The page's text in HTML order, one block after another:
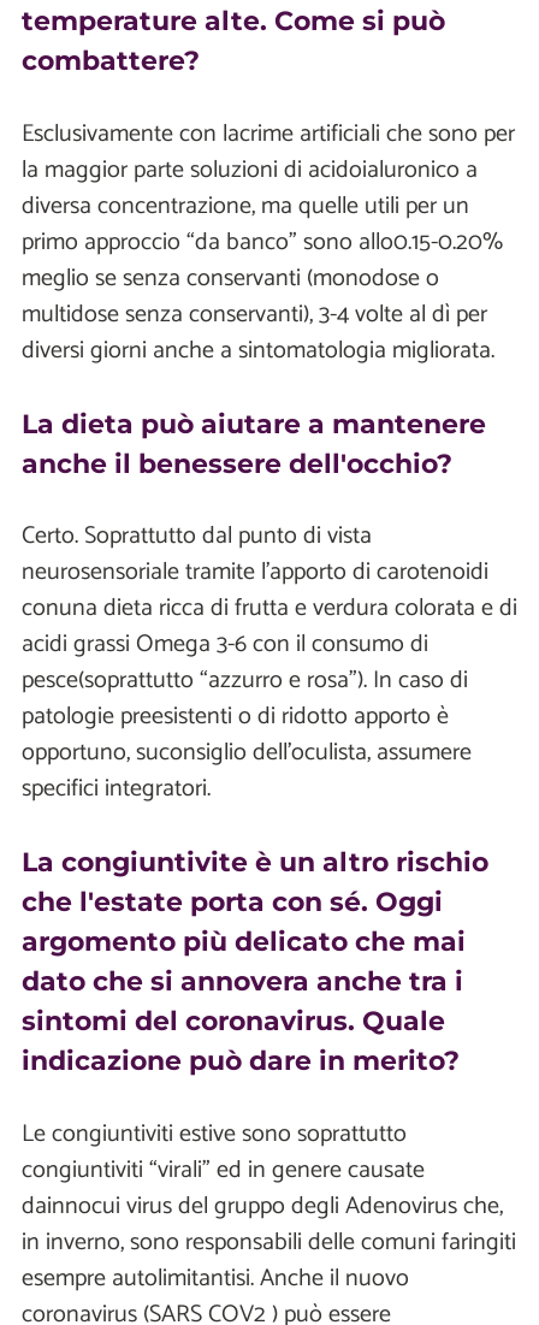
temperature alte. Come si può
combattere?
Esclusivamente con lacrime artificiali che sono per
la maggior parte soluzioni di acidoialuronico a
diversa concentrazione, ma quelle utili per un
primo approccio “da banco" sono allo0.15-0.20%
meglio se senza conservanti (monodose o
multidose senza conservanti), 3-4 volte al dì per
diversi giorni anche a sintomatologia migliorata.
La dieta può aiutare a mantenere
anche il benessere dell'occhio?
Certo. Soprattutto dal punto di vista
neurosensoriale tramite l'apporto di carotenoidi
conuna dieta ricca di frutta e verdura colorata e di
acidi grassi Omega 3-6 con il consumo di
pesce(soprattutto “azzurro e rosa"). In caso di
patologie preesistenti o di ridotto apporto è
opportuno, suconsiglio dell'oculista, assumere
specifici integratori.
La congiuntivite è un altro rischio
che l'estate porta con sé. Oggi
argomento più delicato che mai
dato che si annovera anche tra i
sintomi del coronavirus. Quale
indicazione può dare in merito?
Le congiuntiviti estive sono soprattutto
congiuntiviti “virali" ed in genere causate
dainnocui virus del gruppo degli Adenovirus che,
in inverno, sono responsabili delle comuni faringiti
esempre autolimitantisi. Anche il nuovo
coronavirus (SARS COV2 ) può essere